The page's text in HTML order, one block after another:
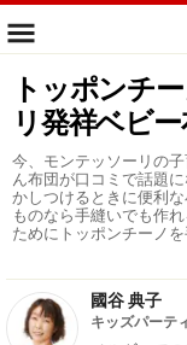
トッポンチ
リ発祥ベビ
今、モンテッソーリの
ん布団が口コミで話題
かしつけるときに便利
ものなら手縫いでも作
ためにトッポンチーノ
國谷 典子
キッズパーテ